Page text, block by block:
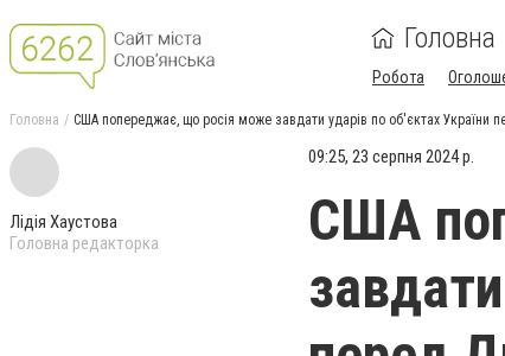
Головна
Робота
Головна США попереджає, що росія може завдати ударів по об'єктах України
Лідія Хаустова
Головна редакторка
09:25, 23 серпня 2024 р.
США